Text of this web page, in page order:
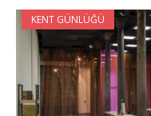
KENT GÜNLÜĞÜ